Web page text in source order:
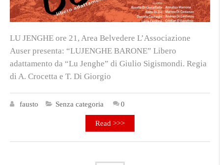
LU JENGHE ore 21, Area Belvedere L’Associazione
Auser presenta: “LUJENGHE BARONE” Libero
adattamento da “Lu Jenghe” di Giulio Sigismondi. Regia
di A. Crocetta e T. Di Giorgio
fausto Senza categoria 0
Read >>>